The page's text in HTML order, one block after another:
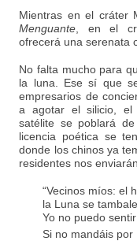
Mientras en el cráter
Menguante , en el
ofrecerá una serenata
No falta mucho para
la luna. Ese sí que
empresarios de
a agotar el silicio, el
satélite se poblará
licencia poética se
donde los chinos ya
residentes nos
“Vecinos míos: el
la Luna se
Yo no puedo
Si no mandáis